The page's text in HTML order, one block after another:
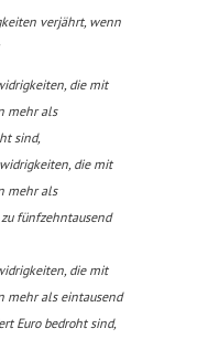
verjährt, wenn
die mit
mehr als
sind,
die mit
mehr als
fünfzehntausend
die mit
mehr als eintausend
Euro bedroht sind,